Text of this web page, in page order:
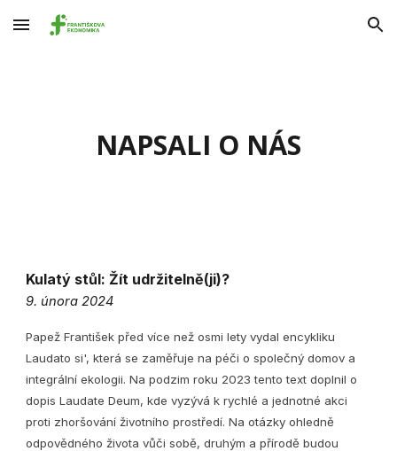
Skip to main content Skip to navigation
NAPSALI O NÁS
Kulatý stůl: Žít udržitelně(ji)?
9. února 2024
Papež František před více než osmi lety vydal encykliku
Laudato si', která se zaměřuje na péči o společný domov a
integrální ekologii. Na podzim roku 2023 tento text doplnil o
dopis Laudate Deum, kde vyzývá k rychlé a jednotné akci
proti zhoršování životního prostředí. Na otázky ohledně
odpovědného života vůči sobě, druhým a přírodě budou